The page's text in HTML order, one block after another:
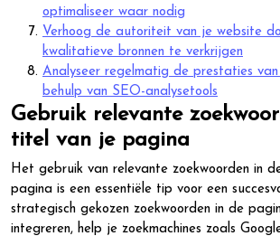
optimaliseer waar nodig
Verhoog de autoriteit van je website
kwalitatieve bronnen te verkrijgen
Analyseer regelmatig de prestaties
behulp van SEO-analysetools
Gebruik relevante
titel van je pagina
Het gebruik van relevante zoekwoorden in
pagina is een essentiële tip voor een
strategisch gekozen zoekwoorden in de
integreren, help je zoekmachines zoals